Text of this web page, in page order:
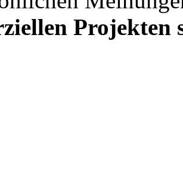
Projekten